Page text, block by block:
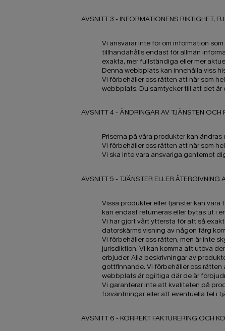
AVSNITT 3 - INFORMATIONENS RIKTIGHET,
Vi ansvarar inte för om information
tillhandahålls endast för allmän
exakta, mer fullständiga eller mer
Denna webbplats kan innehålla viss
Vi förbehåller oss rätten att när som
webbplats. Du samtycker till att det
AVSNITT 4 - ÄNDRINGAR AV TJÄNSTEN OCH
Priserna på våra produkter kan
Vi förbehåller oss rätten att när som
Vi ska inte vara ansvariga gentemot
AVSNITT 5 - TJÄNSTER ELLER
Vissa produkter eller tjänster kan
kan endast returneras eller bytas ut i
Vi har gjort vårt yttersta för att så
datorskärms visning av någon färg
Vi förbehåller oss rätten, men är inte
jurisdiktion. Vi kan komma att utöva
erbjuder. Alla beskrivningar av
gottfinnande. Vi förbehåller oss
webbplats är ogiltiga där de är
Vi garanterar inte att kvaliteten på
förväntningar eller att eventuella fel i
AVSNITT 6 - KORREKT FAKTURERING OCH